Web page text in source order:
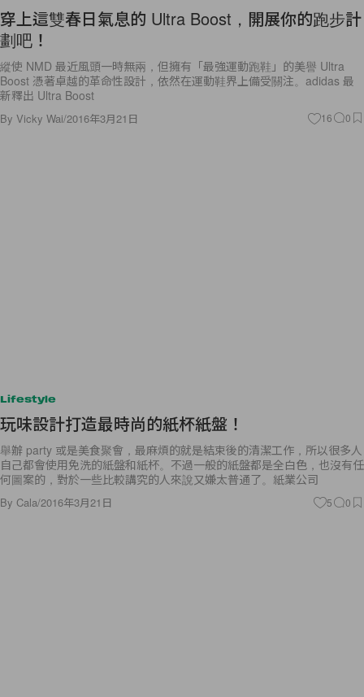
穿上這雙春日氣息的 Ultra Boost，開展你的跑步計
劃吧！
縱使 NMD 最近風頭一時無兩，但擁有「最強運動跑鞋」的美譽 Ultra
Boost 憑著卓越的革命性設計，依然在運動鞋界上備受關注。adidas 最
新釋出 Ultra Boost
By Vicky Wai/2016年3月21日 16 0
Lifestyle
玩味設計打造最時尚的紙杯紙盤！
舉辦 party 或是美食聚會，最麻煩的就是結束後的清潔工作，所以很多人
自己都會使用免洗的紙盤和紙杯。不過一般的紙盤都是全白色，也沒有任
何圖案的，對於一些比較講究的人來說又嫌太普通了。紙業公司
By Cala/2016年3月21日 5 0